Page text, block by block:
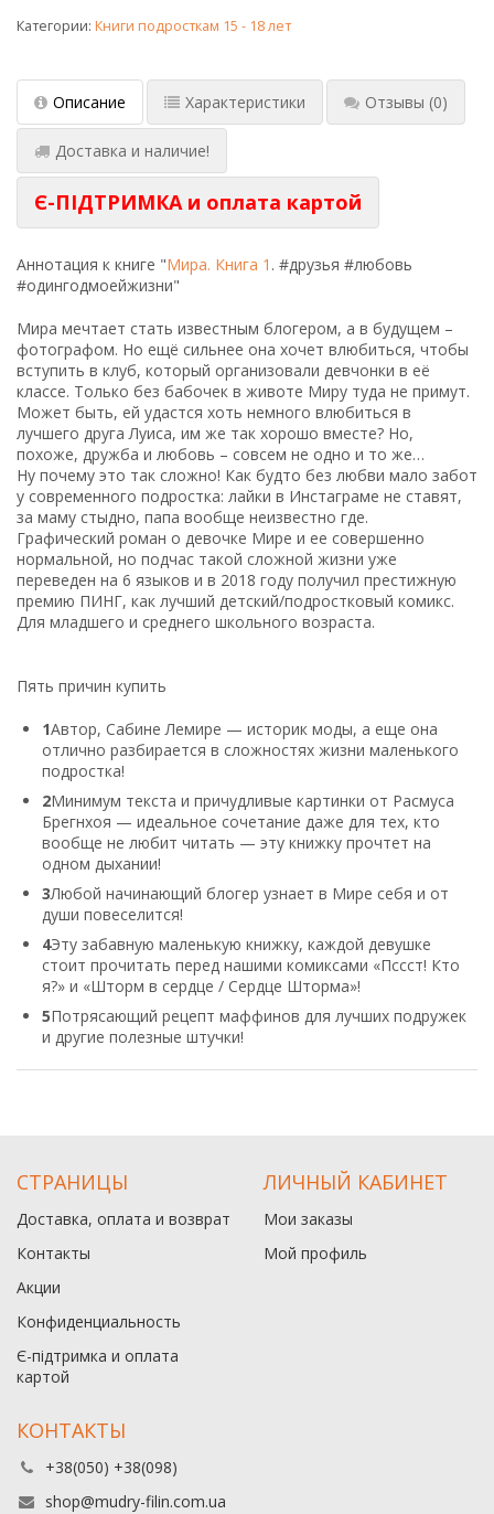
Категории: Книги подросткам 15 - 18 лет
Описание Характеристики Отзывы (0)
Доставка и наличие!
Є-ПІДТРИМКА и оплата картой
Аннотация к книге "Мира. Книга 1 . #друзья #любовь
#одингодмоейжизни"
Мира мечтает стать известным блогером, а в будущем –
фотографом. Но ещё сильнее она хочет влюбиться, чтобы
вступить в клуб, который организовали девчонки в её
классе. Только без бабочек в животе Миру туда не примут.
Может быть, ей удастся хоть немного влюбиться в
лучшего друга Луиса, им же так хорошо вместе? Но,
похоже, дружба и любовь – совсем не одно и то же…
Ну почему это так сложно! Как будто без любви мало забот
у современного подростка: лайки в Инстаграме не ставят,
за маму стыдно, папа вообще неизвестно где.
Графический роман о девочке Мире и ее совершенно
нормальной, но подчас такой сложной жизни уже
переведен на 6 языков и в 2018 году получил престижную
премию ПИНГ, как лучший детский/подростковый комикс.
Для младшего и среднего школьного возраста.
Пять причин купить
1Автор, Сабине Лемире — историк моды, а еще она
отлично разбирается в сложностях жизни маленького
подростка!
2Минимум текста и причудливые картинки от Расмуса
Брегнхоя — идеальное сочетание даже для тех, кто
вообще не любит читать — эту книжку прочтет на
одном дыхании!
3Любой начинающий блогер узнает в Мире себя и от
души повеселится!
4Эту забавную маленькую книжку, каждой девушке
стоит прочитать перед нашими комиксами «Пссст! Кто
я?» и «Шторм в сердце / Сердце Шторма»!
5Потрясающий рецепт маффинов для лучших подружек
и другие полезные штучки!
СТРАНИЦЫ
Доставка, оплата и возврат
Контакты
Акции
Конфиденциальность
Є-підтримка и оплата
картой
ЛИЧНЫЙ КАБИНЕТ
Мои заказы
Мой профиль
КОНТАКТЫ
+38(050) +38(098)
shop@mudry-filin.com.ua